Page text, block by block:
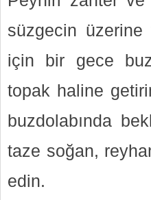
süzgecin
için bir gece
topak haline
buzdolabında
taze soğan,
edin.